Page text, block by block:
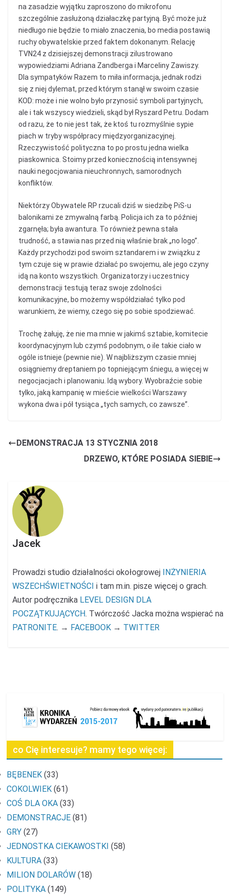
na zasadzie wyjątku zaproszono do mikrofonu
szczególnie zasłużoną działaczkę partyjną. Być może już
niedługo nie będzie to miało znaczenia, bo media postawią
ruchy obywatelskie przed faktem dokonanym. Relację
TVN24 z dzisiejszej demonstracji zilustrowano
wypowiedziami Adriana Zandberga i Marceliny Zawiszy.
Dla sympatyków Razem to miła informacja, jednak rodzi
się z niej dylemat, przed którym stanął w swoim czasie
KOD: może i nie wolno było przynosić symboli partyjnych,
ale i tak wszyscy wiedzieli, skąd był Ryszard Petru. Dodam
od razu, że to nie jest tak, że ktoś tu rozmyślnie sypie
piach w tryby współpracy międzyorganizacyjnej.
Rzeczywistość polityczna to po prostu jedna wielka
piaskownica. Stoimy przed koniecznością intensywnej
nauki negocjowania nieuchronnych, samorodnych
konfliktów.
Niektórzy Obywatele RP rzucali dziś w siedzibę PiS-u
balonikami ze zmywalną farbą. Policja ich za to później
zgarnęła; była awantura. To również pewna stała
trudność, a stawia nas przed nią właśnie brak „no logo”.
Każdy przychodzi pod swoim sztandarem i w związku z
tym czuje się w prawie działać po swojemu, ale jego czyny
idą na konto wszystkich. Organizatorzy i uczestnicy
demonstracji testują teraz swoje zdolności
komunikacyjne, bo możemy współdziałać tylko pod
warunkiem, że wiemy, czego się po sobie spodziewać.
Trochę żałuję, że nie ma mnie w jakimś sztabie, komitecie
koordynacyjnym lub czymś podobnym, o ile takie ciało w
ogóle istnieje (pewnie nie). W najbliższym czasie mniej
osiągniemy dreptaniem po topniejącym śniegu, a więcej w
negocjacjach i planowaniu. Idą wybory. Wyobraźcie sobie
tylko, jaką kampanię w mieście wielkości Warszawy
wykona dwa i pół tysiąca „tych samych, co zawsze”.
DEMONSTRACJA 13 STYCZNIA 2018
DRZEWO, KTÓRE POSIADA SIEBIE
Jacek
Prowadzi studio działalności okołogrowej
INŻYNIERIA
WSZECHŚWIETNOŚCI i tam m.in. pisze więcej o grach.
Autor podręcznika LEVEL DESIGN DLA
POCZĄTKUJĄCYCH. Twórczość Jacka można wspierać na
PATRONITE. → FACEBOOK → TWITTER
co Cię interesuje? mamy tego więcej:
BĘBENEK (33)
COKOLWIEK (61)
COŚ DLA OKA (33)
DEMONSTRACJE (81)
GRY (27)
JEDNOSTKA CIEKAWOSTKI (58)
KULTURA (33)
MILION DOLARÓW (18)
POLITYKA (149)